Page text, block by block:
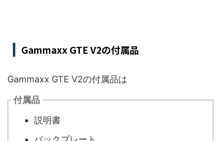
Gammaxx GTE V2の付属品
Gammaxx GTE V2の付属品は
付属品
説明書